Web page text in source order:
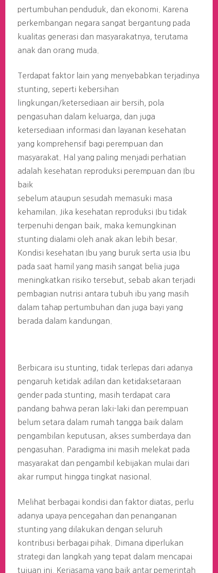
pertumbuhan penduduk, dan ekonomi. Karena
perkembangan negara sangat bergantung pada
kualitas generasi dan masyarakatnya, terutama
anak dan orang muda.
Terdapat faktor lain yang menyebabkan terjadinya
stunting, seperti kebersihan
lingkungan/ketersediaan air bersih, pola
pengasuhan dalam keluarga, dan juga
ketersediaan informasi dan layanan kesehatan
yang komprehensif bagi perempuan dan
masyarakat. Hal yang paling menjadi perhatian
adalah kesehatan reproduksi perempuan dan Ibu
baik
sebelum ataupun sesudah memasuki masa
kehamilan. Jika kesehatan reproduksi Ibu tidak
terpenuhi dengan baik, maka kemungkinan
stunting dialami oleh anak akan lebih besar.
Kondisi kesehatan Ibu yang buruk serta usia Ibu
pada saat hamil yang masih sangat belia juga
meningkatkan risiko tersebut, sebab akan terjadi
pembagian nutrisi antara tubuh ibu yang masih
dalam tahap pertumbuhan dan juga bayi yang
berada dalam kandungan.
Berbicara isu stunting, tidak terlepas dari adanya
pengaruh ketidak adilan dan ketidaksetaraan
gender pada stunting, masih terdapat cara
pandang bahwa peran laki-laki dan perempuan
belum setara dalam rumah tangga baik dalam
pengambilan keputusan, akses sumberdaya dan
pengasuhan. Paradigma ini masih melekat pada
masyarakat dan pengambil kebijakan mulai dari
akar rumput hingga tingkat nasional.
Melihat berbagai kondisi dan faktor diatas, perlu
adanya upaya pencegahan dan penanganan
stunting yang dilakukan dengan seluruh
kontribusi berbagai pihak. Dimana diperlukan
strategi dan langkah yang tepat dalam mencapai
tujuan ini. Kerjasama yang baik antar pemerintah